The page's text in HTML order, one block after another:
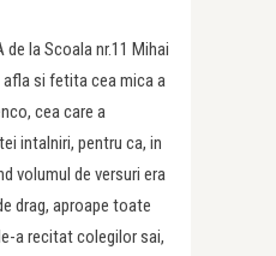
la Scoala nr.11 Mihai
si fetita cea mica a
cea care a
intalniri, pentru ca, in
volumul de versuri era
drag, aproape toate
a recitat colegilor sai,